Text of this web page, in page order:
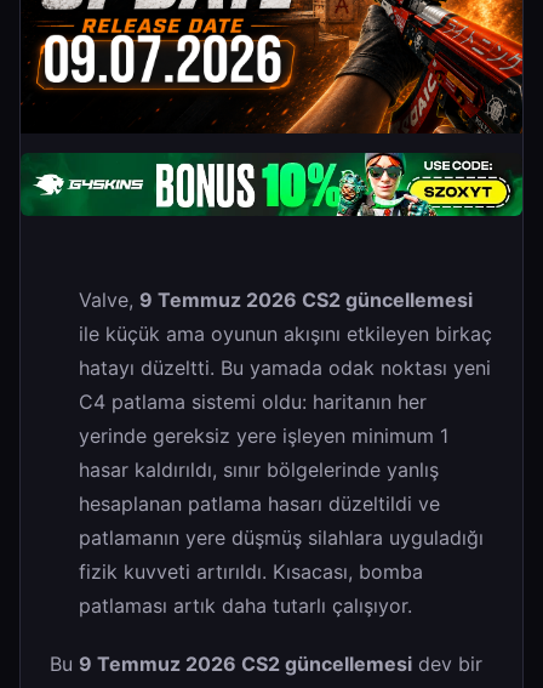
Valve, 9 Temmuz 2026 CS2 güncellemesi
ile küçük ama oyunun akışını etkileyen birkaç
hatayı düzeltti. Bu yamada odak noktası yeni
C4 patlama sistemi oldu: haritanın her
yerinde gereksiz yere işleyen minimum 1
hasar kaldırıldı, sınır bölgelerinde yanlış
hesaplanan patlama hasarı düzeltildi ve
patlamanın yere düşmüş silahlara uyguladığı
fizik kuvveti artırıldı. Kısacası, bomba
patlaması artık daha tutarlı çalışıyor.
Bu 9 Temmuz 2026 CS2 güncellemesi dev bir